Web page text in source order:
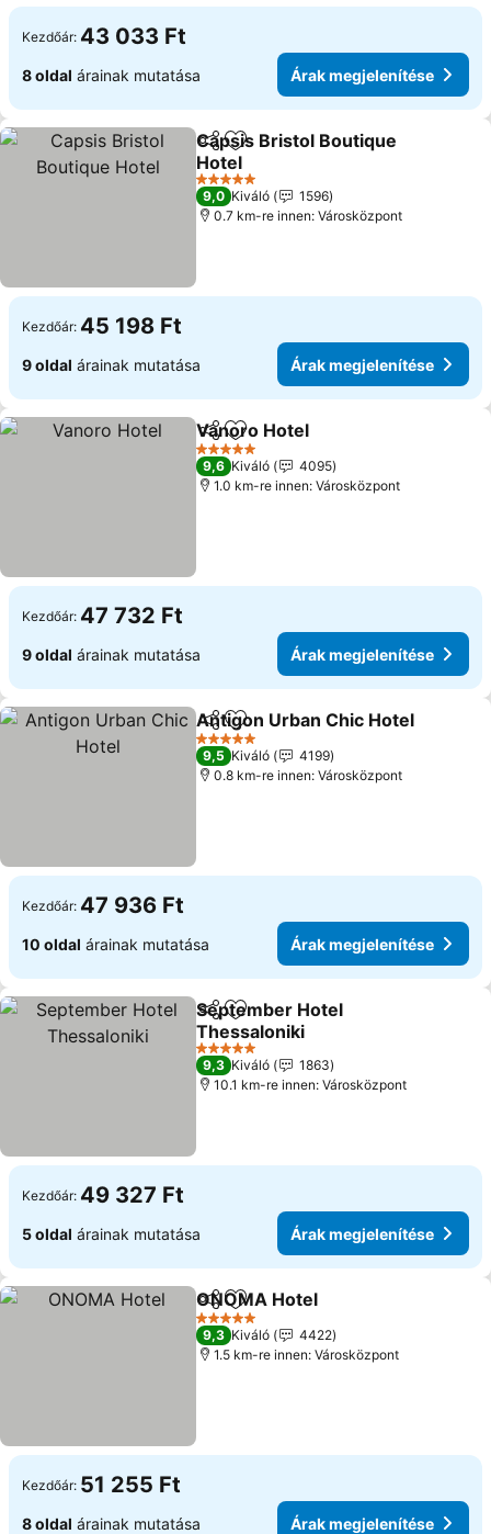
Kezdőár: 43 033 Ft
8 oldal árainak mutatása Árak megjelenítése
MegosztásHozzáadás a kedvencekhez
Capsis Bristol Boutique
Hotel
Árak megjelenítése
5 Kategória
9,0 Kiváló
1596
0.7 km-re innen: Városközpont
Kezdőár: 45 198 Ft
9 oldal árainak mutatása Árak megjelenítése
Megosztás
Hozzáadás a kedvencekhez
Vanoro Hotel
5 Kategória
9,6 Kiváló
4095
1.0 km-re innen: Városközpont
Kezdőár: 47 732 Ft
9 oldal árainak mutatása Árak megjelenítése
Megosztás
Hozzáadás a kedvencekhez
Antigon Urban Chic Hotel
5 Kategória
9,5 Kiváló
4199
0.8 km-re innen: Városközpont
Kezdőár: 47 936 Ft
10 oldal árainak mutatása Árak megjelenítése
Megosztás
Hozzáadás a kedvencekhez
September Hotel
Thessaloniki
Árak megjelenítése
5 Kategória
9,3 Kiváló
1863
10.1 km-re innen: Városközpont
Kezdőár: 49 327 Ft
5 oldal árainak mutatása Árak megjelenítése
Megosztás
Hozzáadás a kedvencekhez
ONOMA Hotel
5 Kategória
9,3 Kiváló
4422
1.5 km-re innen: Városközpont
Kezdőár: 51 255 Ft
8 oldal árainak mutatása Árak megjelenítése